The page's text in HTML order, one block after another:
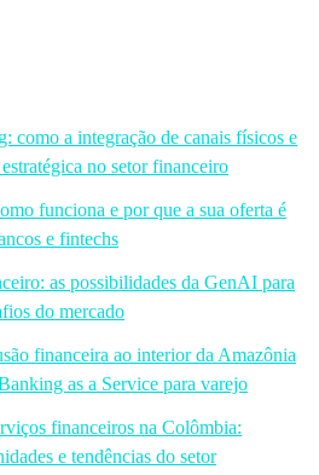
como a integração de canais físicos e
no setor financeiro
funciona e por que a sua oferta é
e fintechs
as possibilidades da GenAI para
do mercado
financeira ao interior da Amazônia
as a Service para varejo
financeiros na Colômbia:
e tendências do setor